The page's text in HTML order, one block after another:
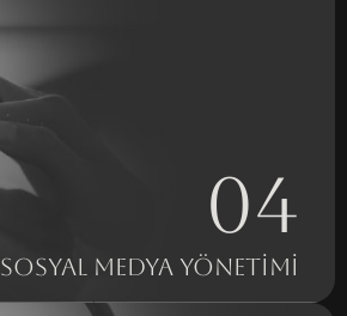
04
SOSYAL MEDYA YÖNETİMİ